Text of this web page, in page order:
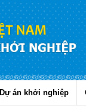
Dự án khởi nghiệp